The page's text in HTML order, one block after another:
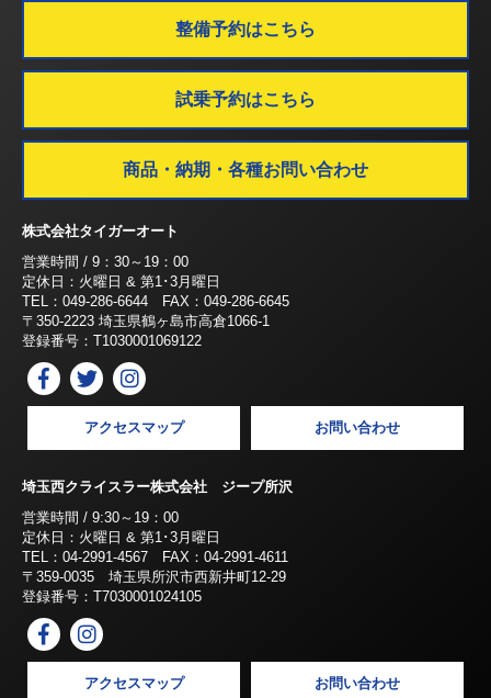
整備予約はこちら
試乗予約はこちら
商品・納期・各種お問い合わせ
株式会社タイガーオート
営業時間 / 9：30～19：00
定休日：火曜日 & 第1･3月曜日
TEL：049-286-6644 FAX：049-286-6645
〒350-2223 埼玉県鶴ヶ島市高倉1066-1
登録番号：T1030001069122
アクセスマップ お問い合わせ
埼玉西クライスラー株式会社 ジープ所沢
営業時間 / 9:30～19：00
定休日：火曜日 & 第1･3月曜日
TEL：04-2991-4567 FAX：04-2991-4611
〒359-0035 埼玉県所沢市西新井町12-29
登録番号：T7030001024105
アクセスマップ お問い合わせ